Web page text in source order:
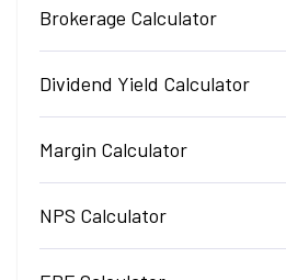
Brokerage Calculator
Dividend Yield Calculator
Margin Calculator
NPS Calculator